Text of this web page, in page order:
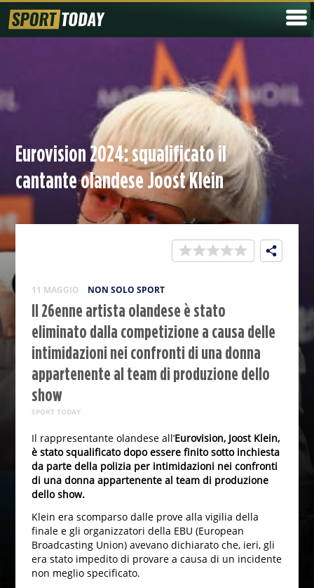
Eurovision 2024: squalificato il
cantante olandese Joost Klein
11 MAGGIO NON SOLO SPORT
Il 26enne artista olandese è stato
eliminato dalla competizione a causa delle
intimidazioni nei confronti di una donna
appartenente al team di produzione dello
show
SPORT TODAY
Il rappresentante olandese all’Eurovision, Joost Klein,
è stato squalificato dopo essere finito sotto inchiesta
da parte della polizia per intimidazioni nei confronti
di una donna appartenente al team di produzione
dello show.
Klein era scomparso dalle prove alla vigilia della
finale e gli organizzatori della EBU (European
Broadcasting Union) avevano dichiarato che, ieri, gli
era stato impedito di provare a causa di un incidente
non meglio specificato.